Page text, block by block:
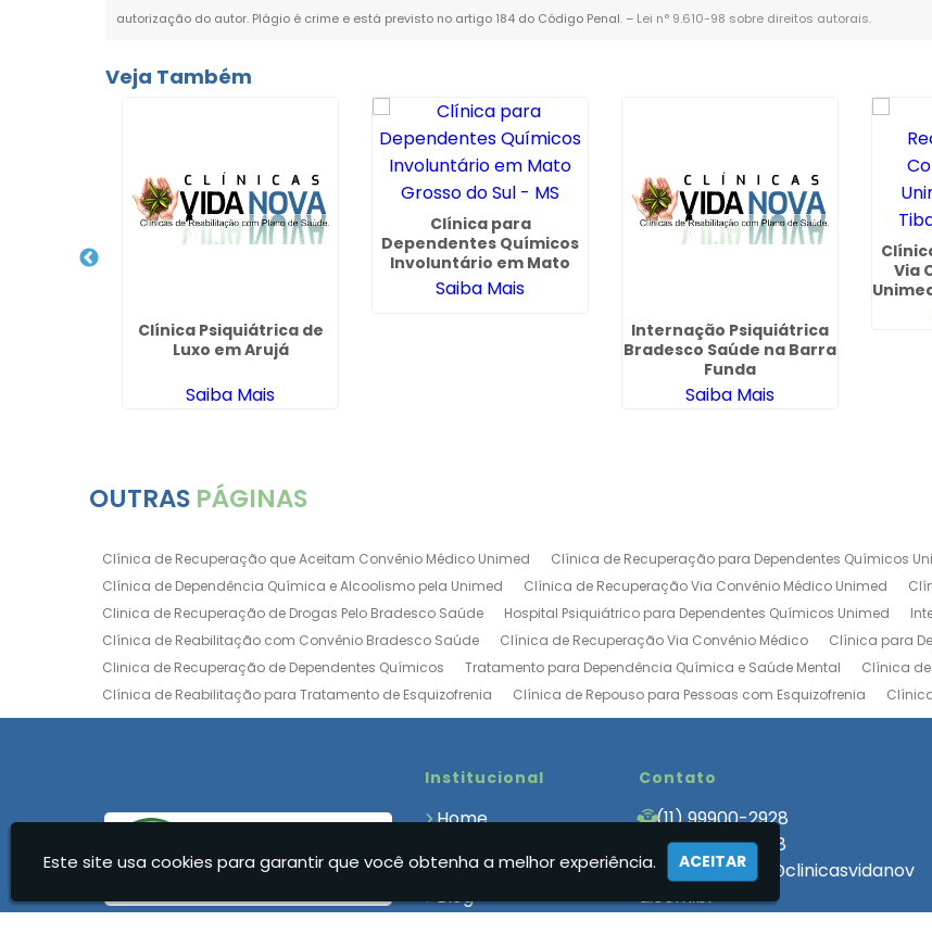
autorização do autor. Plágio é crime e está previsto no artigo 184 do Código Penal. – Lei n° 9.610-98 sobre direitos autorais.
Veja Também
Pirituba
Clínica Psiquiátrica de
Luxo em Arujá
Saiba Mais
Clínica para
Dependentes Químicos
Involuntário em Mato
Grosso do Sul - MS
Saiba Mais
Internação Psiquiátrica
Bradesco Saúde na Barra
Funda
Saiba Mais
Via
OUTRAS PÁGINAS
Clínica de Recuperação que Aceitam Convênio Médico Unimed
Clínica de Recuperação para Dependentes Químicos
Clínica de Dependência Química e Alcoolismo pela Unimed
Clínica de Recuperação Via Convênio Médico Unimed
Clinica de Recuperação de Drogas Pelo Bradesco Saúde
Hospital Psiquiátrico para Dependentes Químicos Unimed
Clínica de Reabilitação com Convênio Bradesco Saúde
Clínica de Recuperação Via Convênio Médico
Clínica para
Clinica de Recuperação de Dependentes Químicos
Tratamento para Dependência Química e Saúde Mental
Clínica
Clínica de Reabilitação para Tratamento de Esquizofrenia
Clínica de Repouso para Pessoas com Esquizofrenia
Clínica para Dependência Química e Alcoolismo
Clínica de Tratamento para Usuários de Drogas
Clínica de
Clínica de Reabilitação de Luxo Clinica de Reabilitação Internação Involuntaria
Clínica de Recuperação
Clínica de Recuperação para Drogados
Clínica de Recuperação que Aceita Convênio Clínica de Tratamento para
Clinica Dependencia Quimica Feminina Clinica Internação Involuntária
Clínica para Dependentes Químicos Feminina
Clinica para Dependentes Quimicos Internação Involuntaria
Clínica
Institucional
Home
Clínicas
Blog
Contato
(11) 99900-2928
(11) 99900-2928
atendimento@clinicasvidanov
a.com.br
Este site usa cookies para garantir que você obtenha a melhor experiência. ACEITAR